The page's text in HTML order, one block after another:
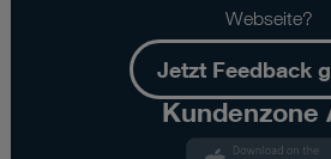
Webseite?
Jetzt Feedback
Kundenzone